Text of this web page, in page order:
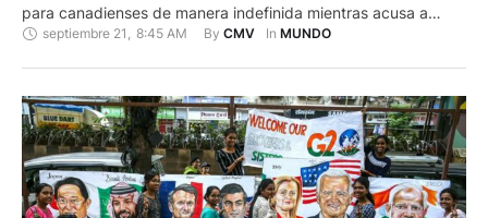
para canadienses de manera indefinida mientras acusa a
Canadá de servir de "paraíso para el terrorismo", en los mismo
septiembre 21 8:45 AM By CMV In MUNDO